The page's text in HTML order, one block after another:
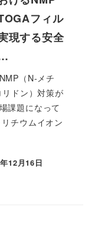
フィル
現する安全
（N-メチ
ドン）対策が
課題になって
チウムイオン
12月16日